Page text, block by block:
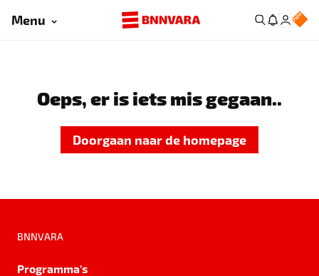
Menu
Oeps, er is iets mis gegaan..
Doorgaan naar de homepage
BNNVARA
Programma's